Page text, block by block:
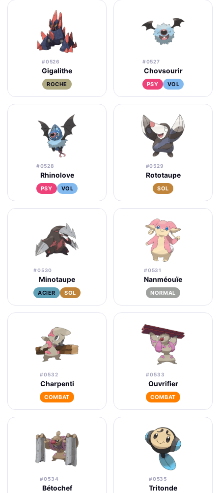
#0526
Gigalithe
ROCHE
#0527
Chovsourir
PSY VOL
#0528
Rhinolove
PSY VOL
#0529
Rototaupe
SOL
#0530
Minotaupe
ACIER SOL
#0531
Nanméouïe
NORMAL
#0532
Charpenti
COMBAT
#0533
Ouvrifier
COMBAT
#0534
Bétochef
#0535
Tritonde